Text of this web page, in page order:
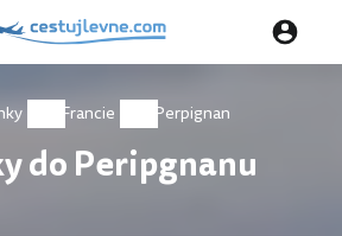
Francie Perpignan
do Peripgnanu